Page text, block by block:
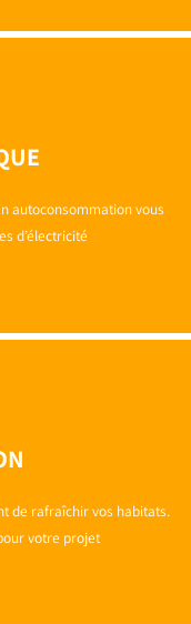
autoconsommation vous
d’électricité
de rafraîchir vos habitats.
votre projet